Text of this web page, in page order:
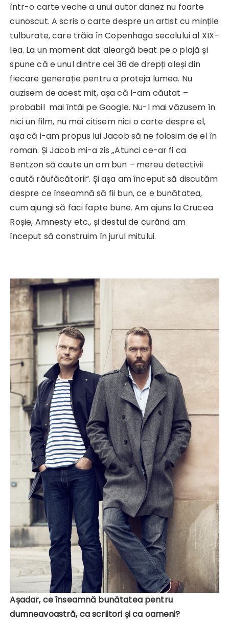
într-o carte veche a unui autor danez nu foarte
cunoscut. A scris o carte despre un artist cu mințile
tulburate, care trăia în Copenhaga secolului al XIX-
lea. La un moment dat aleargă beat pe o plajă și
spune că e unul dintre cei 36 de drepți aleși din
fiecare generație pentru a proteja lumea. Nu
auzisem de acest mit, așa că l-am căutat –
probabil mai întâi pe Google. Nu-l mai văzusem în
nici un film, nu mai citisem nici o carte despre el,
așa că i-am propus lui Jacob să ne folosim de el în
roman. Și Jacob mi-a zis „Atunci ce-ar fi ca
Bentzon să caute un om bun – mereu detectivii
caută răufăcătorii“. Și așa am început să discutăm
despre ce înseamnă să fii bun, ce e bunătatea,
cum ajungi să faci fapte bune. Am ajuns la Crucea
Roșie, Amnesty etc., și destul de curând am
început să construim în jurul mitului.
Așadar, ce înseamnă bunătatea pentru
dumneavoastră, ca scriitori și ca oameni?